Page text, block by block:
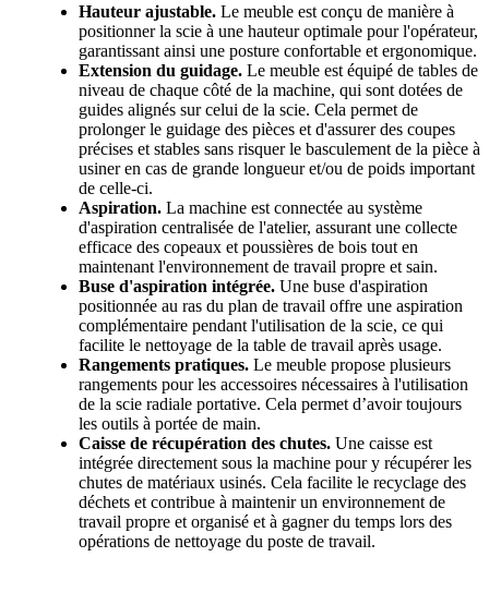
Hauteur ajustable. Le meuble est conçu de manière à
positionner la scie à une hauteur optimale pour l'opérateur,
garantissant ainsi une posture confortable et ergonomique.
Extension du guidage. Le meuble est équipé de tables de
niveau de chaque côté de la machine, qui sont dotées de
guides alignés sur celui de la scie. Cela permet de
prolonger le guidage des pièces et d'assurer des coupes
précises et stables sans risquer le basculement de la pièce à
usiner en cas de grande longueur et/ou de poids important
de celle-ci.
Aspiration. La machine est connectée au système
d'aspiration centralisée de l'atelier, assurant une collecte
efficace des copeaux et poussières de bois tout en
maintenant l'environnement de travail propre et sain.
Buse d'aspiration intégrée. Une buse d'aspiration
positionnée au ras du plan de travail offre une aspiration
complémentaire pendant l'utilisation de la scie, ce qui
facilite le nettoyage de la table de travail après usage.
Rangements pratiques. Le meuble propose plusieurs
rangements pour les accessoires nécessaires à l'utilisation
de la scie radiale portative. Cela permet d’avoir toujours
les outils à portée de main.
Caisse de récupération des chutes. Une caisse est
intégrée directement sous la machine pour y récupérer les
chutes de matériaux usinés. Cela facilite le recyclage des
déchets et contribue à maintenir un environnement de
travail propre et organisé et à gagner du temps lors des
opérations de nettoyage du poste de travail.